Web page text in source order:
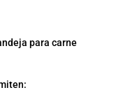
para carne